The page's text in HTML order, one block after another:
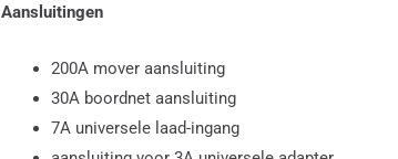
Aansluitingen
200A mover aansluiting
30A boordnet aansluiting
7A universele laad-ingang